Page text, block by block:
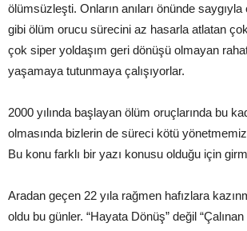
ölümsüzleşti. Onların anıları önünde
gibi ölüm orucu sürecini az hasarla atlatan
çok siper yoldaşım geri dönüşü olmayan
yaşamaya tutunmaya çalışıyorlar.
2000 yılında başlayan ölüm oruçlarında bu
olmasında bizlerin de süreci kötü
Bu konu farklı bir yazı konusu olduğu için
Aradan geçen 22 yıla rağmen hafızlara
oldu bu günler. “Hayata Dönüş” değil